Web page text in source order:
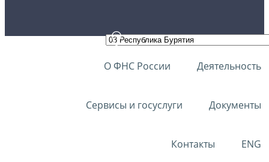
О ФНС России Деятельность
Сервисы и госуслуги Документы
Контакты ENG